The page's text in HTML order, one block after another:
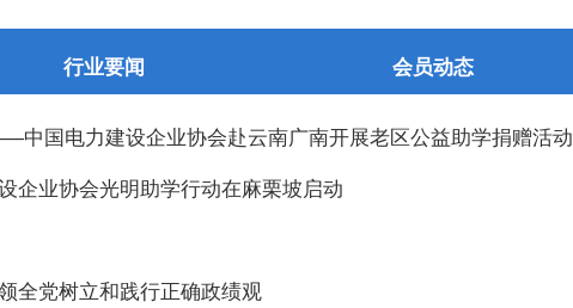
行业要闻 会员动态
国电力建设企业协会赴云南广南开展老区公益助学捐赠活动
业协会光明助学行动在麻栗坡启动
全党树立和践行正确政绩观